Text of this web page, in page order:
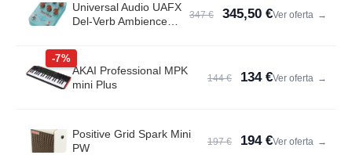
Universal Audio UAFX
Del-Verb Ambience
347 € 345,50 €Ver oferta →
-7%
AKAI Professional MPK
mini Plus
144 € 134 €Ver oferta →
Positive Grid Spark Mini
PW
197 € 194 €Ver oferta →